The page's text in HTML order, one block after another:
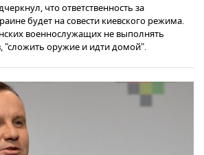
что ответственность за
будет на совести киевского режима.
военнослужащих не выполнять
"сложить оружие и идти домой".